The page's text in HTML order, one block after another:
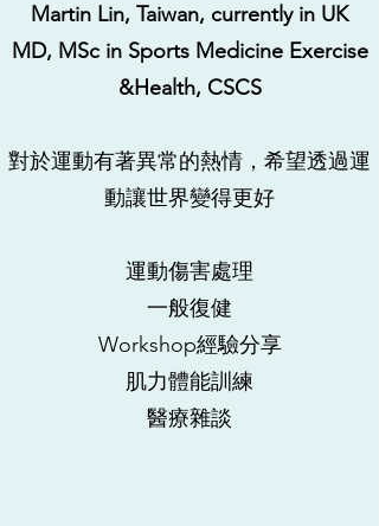
Martin Lin, Taiwan, currently in UK
MD, MSc in Sports Medicine Exercise
&Health, CSCS
對於運動有著異常的熱情，希望透過運
動讓世界變得更好
運動傷害處理
​一般復健
Workshop經驗分享
肌力體能訓練
​醫療雜談